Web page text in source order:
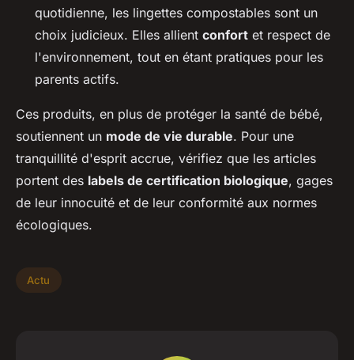
quotidienne, les lingettes compostables sont un
choix judicieux. Elles allient confort et respect de
l'environnement, tout en étant pratiques pour les
parents actifs.
Ces produits, en plus de protéger la santé de bébé,
soutiennent un mode de vie durable. Pour une
tranquillité d'esprit accrue, vérifiez que les articles
portent des labels de certification biologique, gages
de leur innocuité et de leur conformité aux normes
écologiques.
Actu